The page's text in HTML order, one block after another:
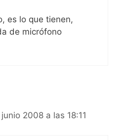
es lo que tienen,
de micrófono
2008 a las 18:11